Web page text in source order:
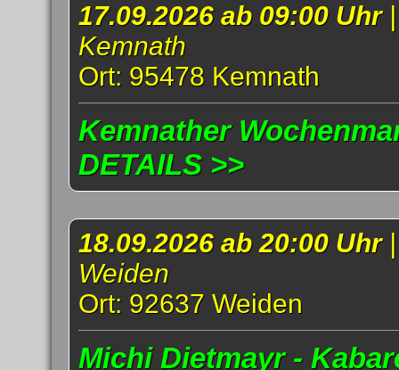
17.09.2026 ab 09:00 Uhr
Kemnath
Ort: 95478 Kemnath
Kemnather
DETAILS >>
18.09.2026 ab 20:00 Uhr
Weiden
Ort: 92637 Weiden
Michi Dietmayr -